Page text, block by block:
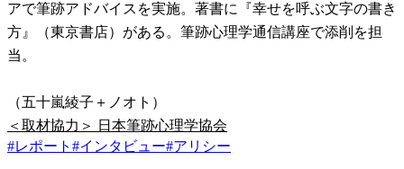
アで筆跡アドバイスを実施。著書に『幸せを呼ぶ文字の書き
方』（東京書店）がある。筆跡心理学通信講座で添削を担
当。
（五十嵐綾子＋ノオト）
＜取材協力＞ 日本筆跡心理学協会
#レポート #インタビュー#アリシー